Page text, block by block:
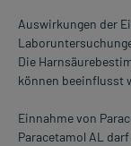
Auswirkungen der
Die
können beeinflusst
Einnahme von
Paracetamol AL